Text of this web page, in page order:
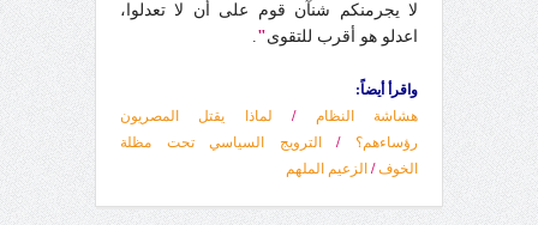
لا يجرمنكم شنآن قوم على أن لا تعدلوا،
اعدلو هو أقرب للتقوى"
.
واقرأ أيضاً:
هشاشة النظام
/
لماذا يقتل المصريون
رؤساءهم؟
/
الترويج السياسي تحت مظلة
الخوف / الزعيم الملهم